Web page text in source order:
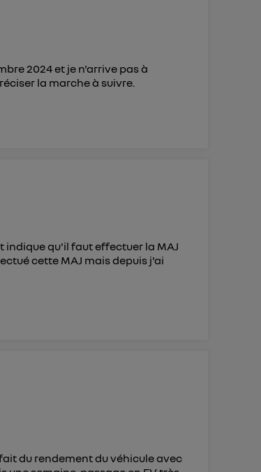
2024 et je n'arrive pas à
la marche à suivre.
indique qu'il faut effectuer la MAJ
cette MAJ mais depuis j'ai
du rendement du véhicule avec